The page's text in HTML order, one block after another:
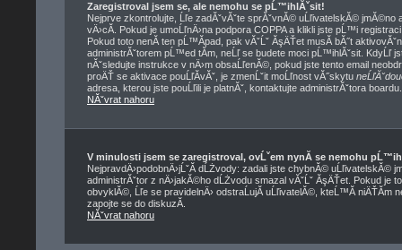
Zaregistroval jsem se, ale nemohu se pĹ™ihlĂˇsit!
Nejprve zkontrolujte, Ĺľe zadĂˇvĂˇte sprĂˇvnĂ© uĹľivatelskĂ©
vÄ›cĂ­. Pokud je umoĹľnÄ›na podpora COPPA a klikli jste pĹ™i
Pokud toto nenĂ­ ten pĹ™Ă­pad, pak vĂˇĹˇ ĂşÄŤet musĂ­ bĂ˝t
administrĂˇtorem pĹ™ed tĂ­m, neĹľ se budete moci pĹ™ihlĂˇsit. KdyĹľ
nĂˇsledujte instrukce v nÄ›m obsaĹľenĂ©, pokud jste tento email
proÄŤ se aktivace pouĹľĂ­vĂˇ, je zmenĹˇit moĹľnost vĂ˝skytu
adresa, kterou jste pouĹľili je platnĂˇ, kontaktujte administrĂˇtora boardu.
NĂˇvrat nahoru
V minulosti jsem se zaregistroval, ovĹˇem nynĂ­ se nemohu
NejpravdÄ›podobnÄ›jĹˇĂ­ dĹŻvody: zadali jste chybnĂ©
administrĂˇtor z nÄ›jakĂ©ho dĹŻvodu smazal vĂˇĹˇ ĂşÄŤet. Pokud
obvyklĂ©, Ĺľe se pravidelnÄ› odstraĹujĂ­ uĹľivatelĂ©, kteĹ™Ă­ niÄŤĂ­m
zapojte se do diskuzĂ­.
NĂˇvrat nahoru